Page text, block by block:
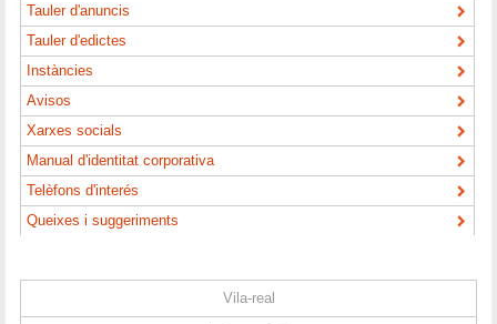
Tauler d'anuncis
Tauler d'edictes
Instàncies
Avisos
Xarxes socials
Manual d'identitat corporativa
Telèfons d'interés
Queixes i suggeriments
Vila-real